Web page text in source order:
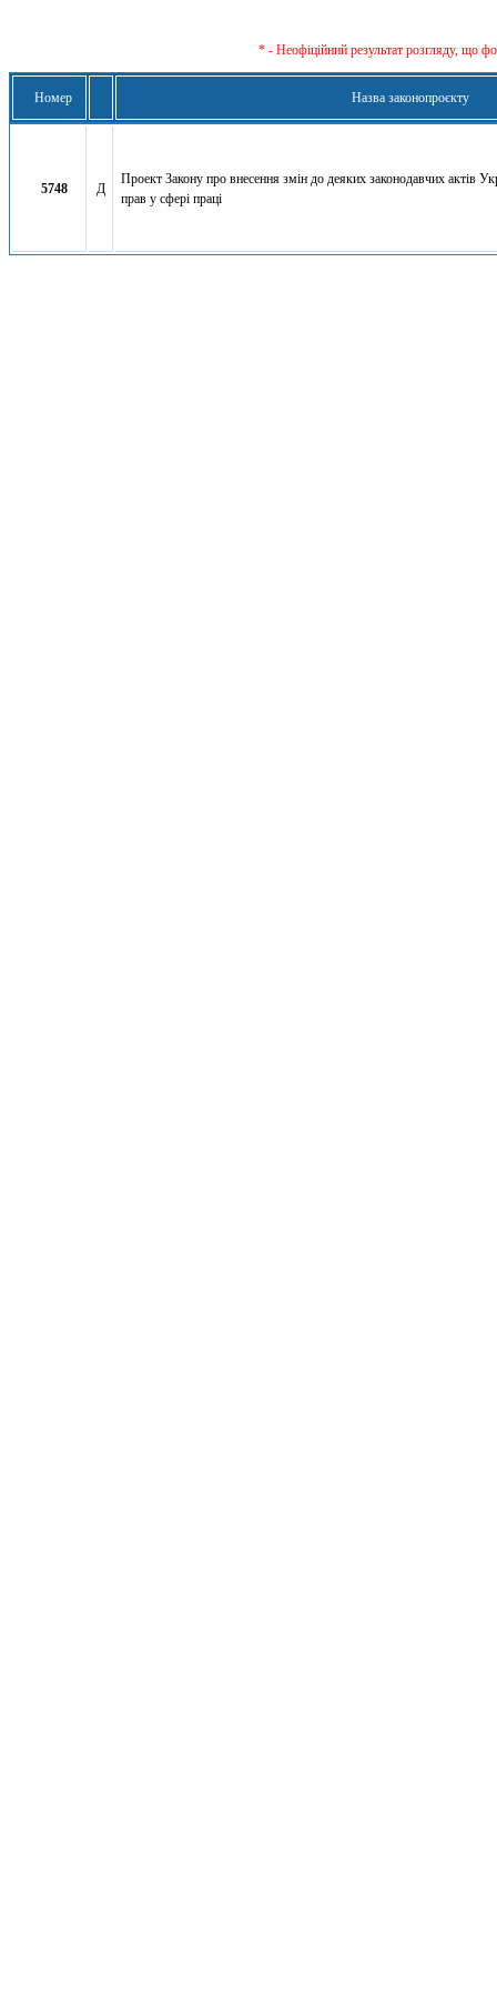
* - Неофіційний результат розгляду, що
Номер Назва законопроєкту
5748 Д
Проект Закону про внесення змін до деяких законодавчих актів
прав у сфері праці